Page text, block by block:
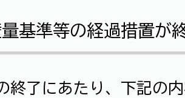
基準等の経過措置が
了にあたり、下記の内